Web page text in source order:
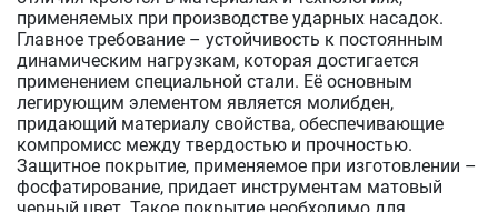
применяемых при производстве ударных насадок.
Главное требование – устойчивость к постоянным
динамическим нагрузкам, которая достигается
применением специальной стали. Её основным
легирующим элементом является молибден,
придающий материалу свойства, обеспечивающие
компромисс между твердостью и прочностью.
Защитное покрытие, применяемое при изготовлении –
фосфатирование, придает инструментам матовый